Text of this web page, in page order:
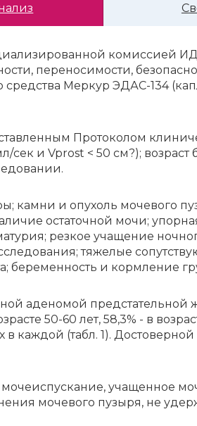
ко­мис­си­ей
пе­ре­но­си­мо­сти,
сред­ства Мер­кур ЭДАС-134
Протоколом
и Vprost < 50 cм?); возраст
кам­ни и опу­холь мо­че­во­го
оста­точ­ной мо­чи;
рез­кое уча­ще­ние
тя­же­лые
бе­ре­мен­ность и корм­ле­ние
аде­но­мой пред­ста­тель­ной
50-60 лет, 58,3% - в
каж­дой (табл. 1).
уча­щен­ное
мо­че­во­го пу­зы­ря, не